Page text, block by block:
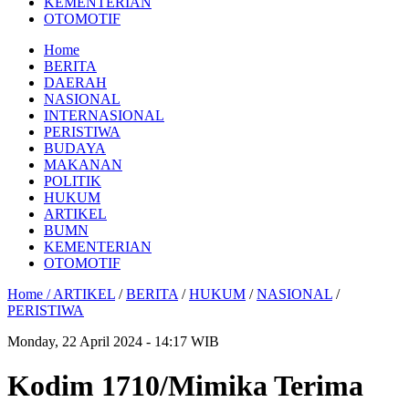
OTOMOTIF
Home
BERITA
DAERAH
NASIONAL
INTERNASIONAL
PERISTIWA
BUDAYA
MAKANAN
POLITIK
HUKUM
ARTIKEL
BUMN
KEMENTERIAN
OTOMOTIF
Home /ARTIKEL /BERITA /HUKUM /NASIONAL /
PERISTIWA
Monday, 22 April 2024 - 14:17 WIB
Kodim 1710/Mimika Terima